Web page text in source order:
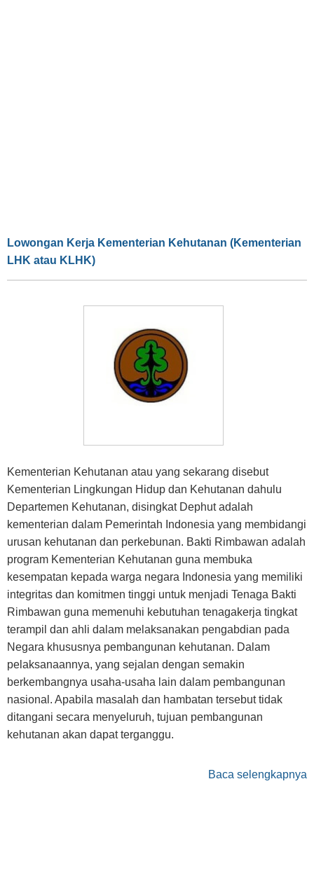
Lowongan Kerja Kementerian Kehutanan (Kementerian
LHK atau KLHK)
Kementerian Kehutanan atau yang sekarang disebut
Kementerian Lingkungan Hidup dan Kehutanan dahulu
Departemen Kehutanan, disingkat Dephut adalah
kementerian dalam Pemerintah Indonesia yang membidangi
urusan kehutanan dan perkebunan. Bakti Rimbawan adalah
program Kementerian Kehutanan guna membuka
kesempatan kepada warga negara Indonesia yang memiliki
integritas dan komitmen tinggi untuk menjadi Tenaga Bakti
Rimbawan guna memenuhi kebutuhan tenagakerja tingkat
terampil dan ahli dalam melaksanakan pengabdian pada
Negara khususnya pembangunan kehutanan. Dalam
pelaksanaannya, yang sejalan dengan semakin
berkembangnya usaha-usaha lain dalam pembangunan
nasional. Apabila masalah dan hambatan tersebut tidak
ditangani secara menyeluruh, tujuan pembangunan
kehutanan akan dapat terganggu.
Baca selengkapnya